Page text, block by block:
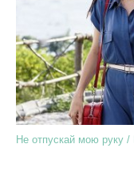
Не отпускай мою руку